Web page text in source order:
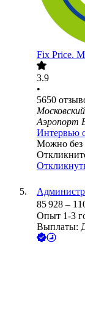
Fix Price.
3.9
•
5650
Московский
Аэропорт
Интервью
Можно без
85 928 –
Опыт 1-3
Выплаты: